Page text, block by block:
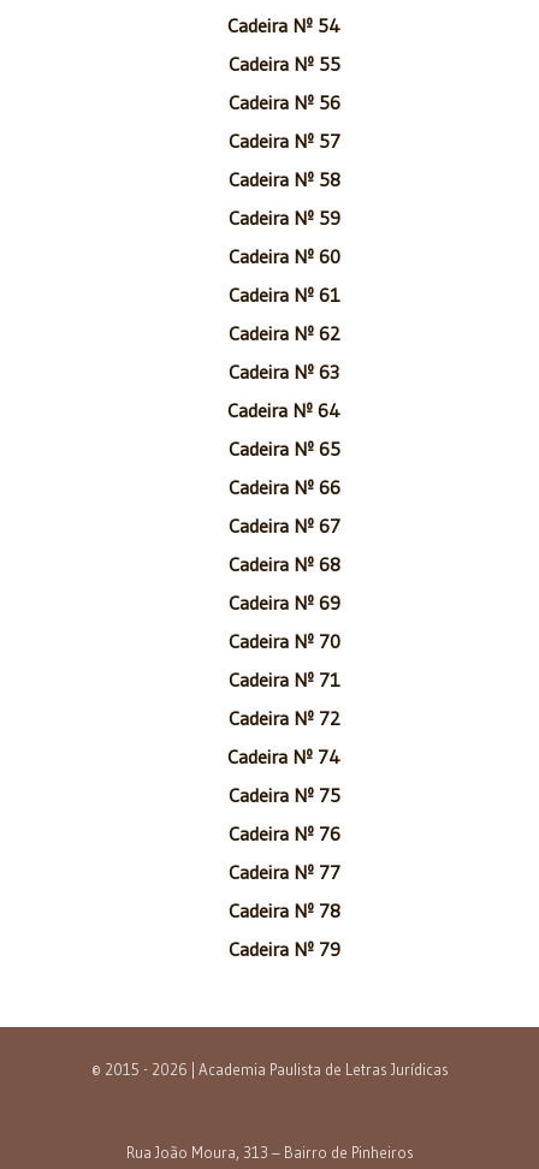
Cadeira Nº 54
Cadeira Nº 55
Cadeira Nº 56
Cadeira Nº 57
Cadeira Nº 58
Cadeira Nº 59
Cadeira Nº 60
Cadeira Nº 61
Cadeira Nº 62
Cadeira Nº 63
Cadeira Nº 64
Cadeira Nº 65
Cadeira Nº 66
Cadeira Nº 67
Cadeira Nº 68
Cadeira Nº 69
Cadeira Nº 70
Cadeira Nº 71
Cadeira Nº 72
Cadeira Nº 74
Cadeira Nº 75
Cadeira Nº 76
Cadeira Nº 77
Cadeira Nº 78
Cadeira Nº 79
© 2015 - 2026 | Academia Paulista de Letras Jurídicas
Rua João Moura, 313 – Bairro de Pinheiros